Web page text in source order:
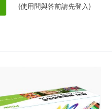
(使用問與答前請先登入)